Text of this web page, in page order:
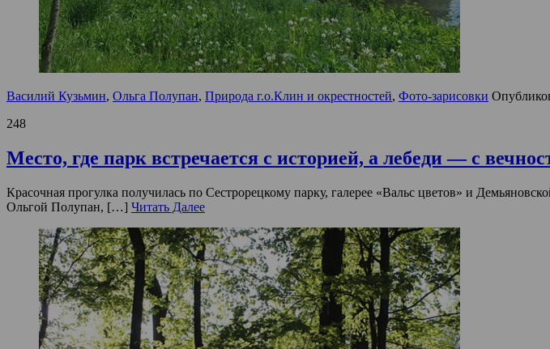
Василий Кузьмин, Ольга Полупан, Природа г.о.Клин и окрестностей, Фото-зарисовки
248
Место, где парк встречается с историей, а лебеди — с
Красочная прогулка получилась по Сестрорецкому парку, галерее «Вальс цветов» и
Ольгой Полупан, […] Читать Далее